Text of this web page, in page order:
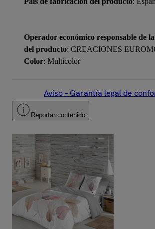
Operador económico responsable de
del producto: CREACIONES
Color: Multicolor
Aviso – Garantía legal de
Reportar contenido